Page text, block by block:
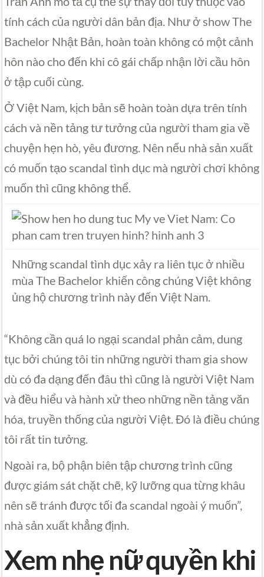
tính cách của người dân bản địa. Như ở show The
Bachelor Nhật Bản, hoàn toàn không có một cảnh
hôn nào cho đến khi cô gái chấp nhận lời cầu hôn
ở tập cuối cùng.
Ở Việt Nam, kịch bản sẽ hoàn toàn dựa trên tính
cách và nền tảng tư tưởng của người tham gia về
chuyện hẹn hò, yêu đương. Nên nếu nhà sản xuất
có muốn tạo scandal tình dục mà người chơi không
muốn thì cũng không thể.
Những scandal tình dục xảy ra liên tục ở nhiều
mùa The Bachelor khiến công chúng Việt không
ủng hộ chương trình này đến Việt Nam.
“Không cần quá lo ngại scandal phản cảm, dung
tục bởi chúng tôi tin những người tham gia show
dù có đa dạng đến đâu thì cũng là người Việt Nam
và đều hiểu và hành xử theo những nền tảng văn
hóa, truyền thống của người Việt. Đó là điều chúng
tôi rất tin tưởng.
Ngoài ra, bộ phận biên tập chương trình cũng
được giám sát chặt chẽ, kỹ lưỡng qua từng khâu
nên sẽ tránh được tối đa scandal ngoài ý muốn”,
nhà sản xuất khẳng định.
Xem nhẹ nữ quyền khi